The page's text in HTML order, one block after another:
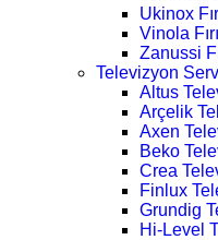
Ukinox
Vinola
Zanussi
Televizyon
Altus
Arçelik
Axen
Beko
Crea
Finlux
Grundig
Hi-Level